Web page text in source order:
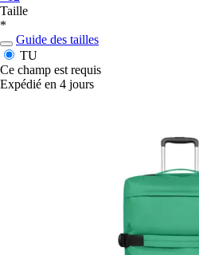
Taille
*
Guide des tailles
TU
Ce champ est requis
Expédié en 4 jours